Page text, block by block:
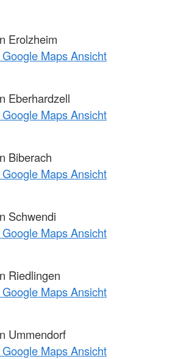
Erolzheim
Maps Ansicht
Eberhardzell
Maps Ansicht
Biberach
Maps Ansicht
Schwendi
Maps Ansicht
Riedlingen
Maps Ansicht
Ummendorf
Maps Ansicht